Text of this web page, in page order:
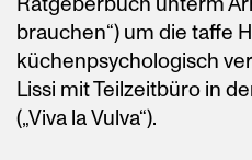
brauchen“) um die taffe
küchenpsychologisch
Lissi mit Teilzeitbüro in
(„Viva la Vulva“).